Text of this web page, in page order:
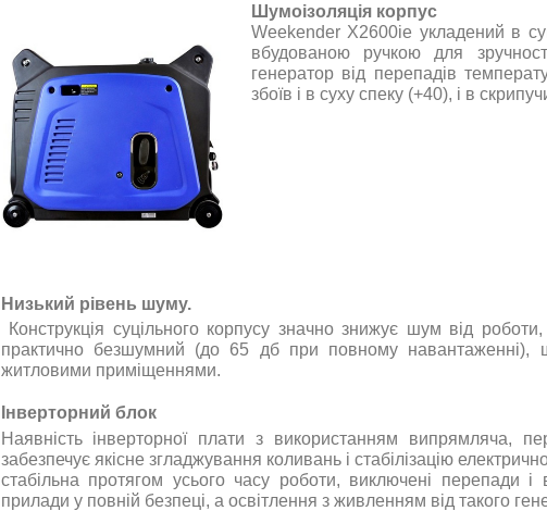
Шумоізоляція корпус
Weekender X2600ie укладений в
вбудованою ручкою для
генератор від перепадів
збоїв і в суху спеку (+40), і в
Низький рівень шуму.
Конструкція суцільного корпусу значно знижує шум від
практично безшумний (до 65 дб при повному
житловими приміщеннями.
Інверторний блок
Наявність інверторної плати з використанням випрямляча,
забезпечує якісне згладжування коливань і стабілізацію
стабільна протягом усього часу роботи, виключені перепади і
прилади у повній безпеці, а освітлення з живленням від такого